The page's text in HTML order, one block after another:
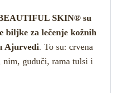
SKIN® su
biljke za lečenje kožnih
Ajurvedi. To su: crvena
nim, guduči, rama tulsi i